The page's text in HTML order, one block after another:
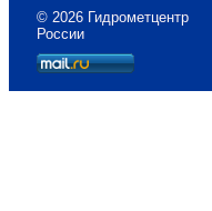
© 2026 Гидрометцентр
России